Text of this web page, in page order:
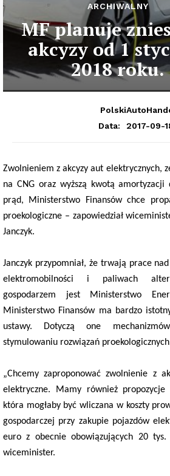
ARCHIWALNY
MF planuje
akcyzy od 1
2018 roku.
Data:
2017-09-
Zwolnieniem z akcyzy aut elektrycznych,
na CNG oraz wyższą kwotą amortyzacji
prąd, Ministerstwo Finansów chce
proekologiczne – zapowiedział
Janczyk.
Janczyk przypomniał, że trwają prace
elektromobilności i paliwach
gospodarzem jest Ministerstwo
Ministerstwo Finansów ma bardzo
ustawy. Dotyczą one
stymulowaniu rozwiązań
„Chcemy zaproponować zwolnienie z
elektryczne. Mamy również propozycje
która mogłaby być wliczana w koszty
gospodarczej przy zakupie pojazdów
euro z obecnie obowiązujących 20 tys.
wiceminister.